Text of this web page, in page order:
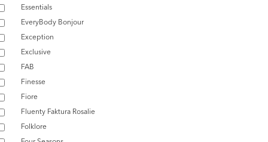
Essentials
EveryBody Bonjour
Exception
Exclusive
FAB
Finesse
Fiore
Fluenty Faktura Rosalie
Folklore